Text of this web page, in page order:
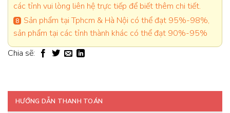
các tỉnh vui lòng liên hệ trực tiếp để biết thêm chi tiết.
Sản phẩm tại Tphcm & Hà Nội có thể đạt 95%-98%,
sản phẩm tại các tỉnh thành khác có thể đạt 90%-95%
Chia sẽ:
HƯỚNG DẪN THANH TOÁN